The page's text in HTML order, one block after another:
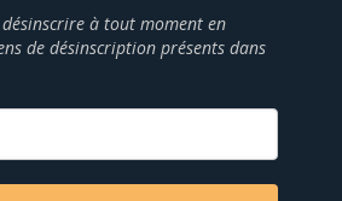
désinscrire à tout moment en
de désinscription présents dans